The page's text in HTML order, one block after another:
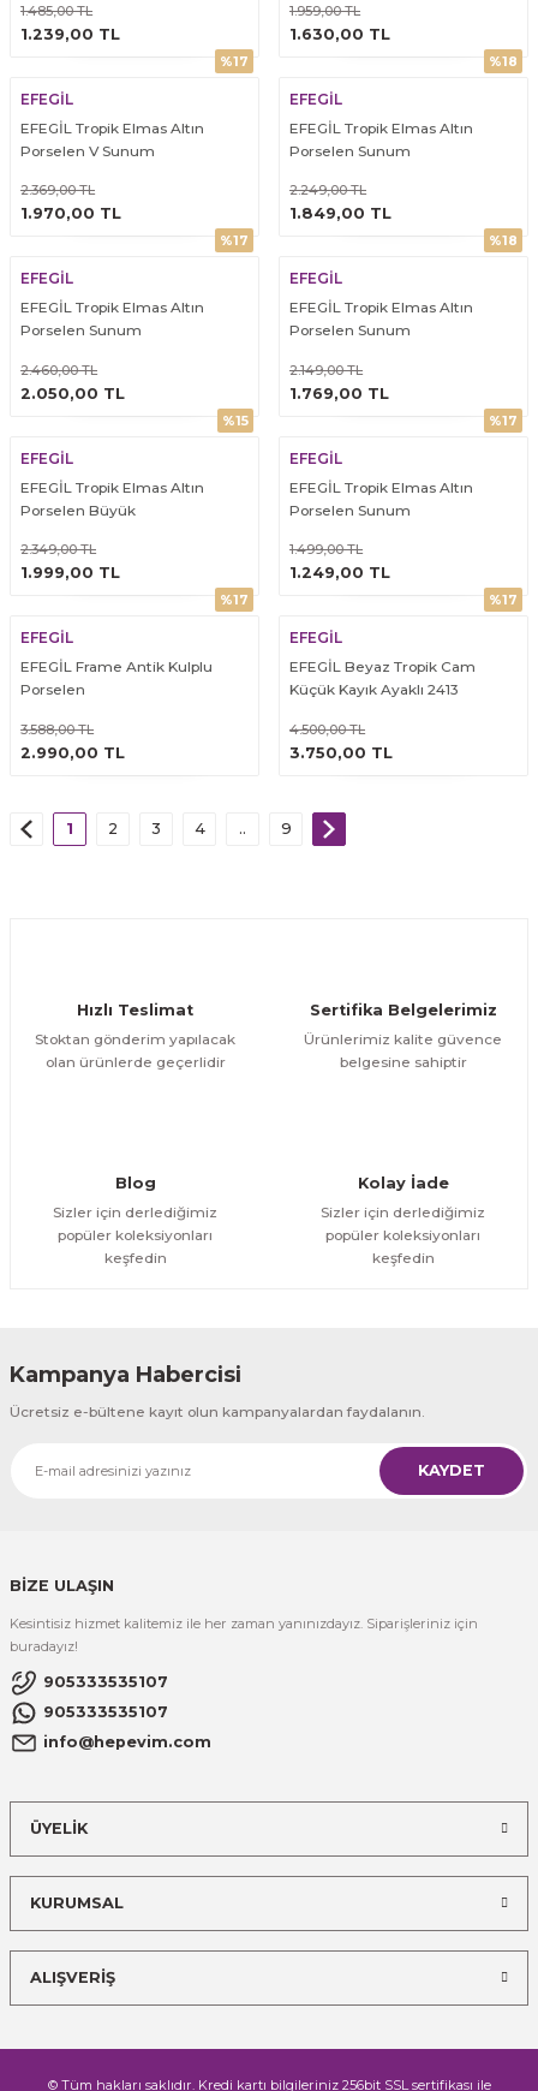
1.485,00 TL
1.239,00 TL
ÜRÜNÜ İNCELE 1.959,00 TL
1.630,00 TL
ÜRÜNÜ İNCELE
%17
EFEGİL
EFEGİL Tropik Elmas Altın
Porselen V Sunum
2.369,00 TL
1.970,00 TL
ÜRÜNÜ İNCELE
%18
EFEGİL
EFEGİL Tropik Elmas Altın
Porselen Sunum
2.249,00 TL
1.849,00 TL
ÜRÜNÜ İNCELE
%17
EFEGİL
EFEGİL Tropik Elmas Altın
Porselen Sunum
2.460,00 TL
2.050,00 TL
ÜRÜNÜ İNCELE
%18
EFEGİL
EFEGİL Tropik Elmas Altın
Porselen Sunum
2.149,00 TL
1.769,00 TL
ÜRÜNÜ İNCELE
%15
EFEGİL
EFEGİL Tropik Elmas Altın
Porselen Büyük
2.349,00 TL
1.999,00 TL
ÜRÜNÜ İNCELE
%17
EFEGİL
EFEGİL Tropik Elmas Altın
Porselen Sunum
1.499,00 TL
1.249,00 TL
ÜRÜNÜ İNCELE
%17
EFEGİL
EFEGİL Frame Antik Kulplu
Porselen
3.588,00 TL
2.990,00 TL
ÜRÜNÜ İNCELE
%17
EFEGİL
EFEGİL Beyaz Tropik Cam
Küçük Kayık Ayaklı 2413
4.500,00 TL
3.750,00 TL
ÜRÜNÜ İNCELE
1 2 3 4 .. 9
Hızlı Teslimat
Stoktan gönderim yapılacak
olan ürünlerde geçerlidir
Sertifika Belgelerimiz
Ürünlerimiz kalite güvence
belgesine sahiptir
Blog
Sizler için derlediğimiz
popüler koleksiyonları
keşfedin
Kolay İade
Sizler için derlediğimiz
popüler koleksiyonları
keşfedin
Kampanya Habercisi
Ücretsiz e-bültene kayıt olun kampanyalardan faydalanın.
KAYDET
BİZE ULAŞIN
Kesintisiz hizmet kalitemiz ile her zaman yanınızdayız. Siparişleriniz için
buradayız!
905333535107
905333535107
info@hepevim.com
ÜYELİK
KURUMSAL
ALIŞVERİŞ
© Tüm hakları saklıdır. Kredi kartı bilgileriniz 256bit SSL sertifikası ile